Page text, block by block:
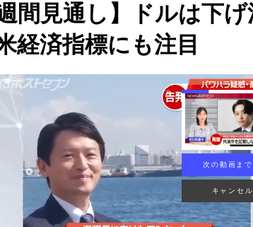
週間見通し】ドルは下
経済指標にも注目
次の動画ま
キャンセル